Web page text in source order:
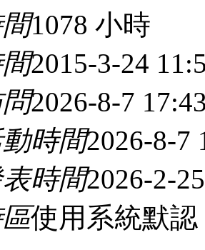
1078 小時
2015-3-24
2026-8-7
動時間2026-8-7
表時間2026-2-
使用系統默認